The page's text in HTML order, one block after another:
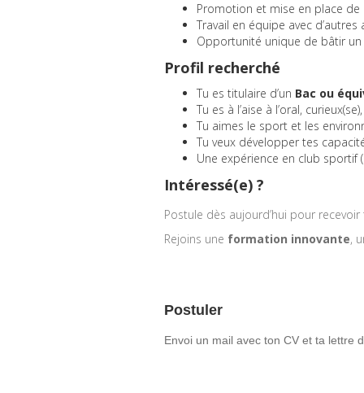
Promotion et mise en place de
Travail en équipe avec
Opportunité unique de bâtir un
Profil recherché
Tu es titulaire d’un Bac ou
Tu es à l’aise à l’oral,
Tu aimes le sport et les
Tu veux développer tes
Une expérience en club sportif
Intéressé(e) ?
Postule dès aujourd’hui pour
Rejoins une formation innovante,
Postuler
Envoi un mail avec ton CV et ta lettre